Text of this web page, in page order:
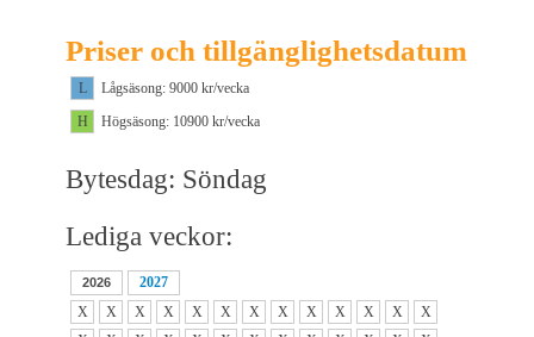
Priser och tillgänglighetsdatum
L
Lågsäsong: 9000 kr/vecka
H
Högsäsong: 10900 kr/vecka
Bytesdag: Söndag
Lediga veckor:
2026
2027
X
X X X X X X X X X X X
X